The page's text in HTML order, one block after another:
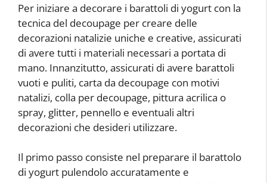
Per iniziare a decorare i barattoli di yogurt con la
tecnica del decoupage per creare delle
decorazioni natalizie uniche e creative, assicurati
di avere tutti i materiali necessari a portata di
mano. Innanzitutto, assicurati di avere barattoli
vuoti e puliti, carta da decoupage con motivi
natalizi, colla per decoupage, pittura acrilica o
spray, glitter, pennello e eventuali altri
decorazioni che desideri utilizzare.
Il primo passo consiste nel preparare il barattolo
di yogurt pulendolo accuratamente e